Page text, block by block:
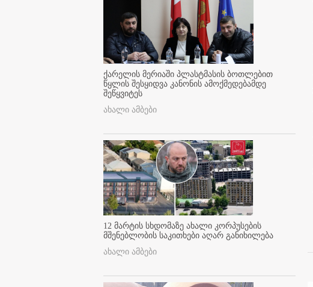
ქარელის მერიაში პლასტმასის ბოთლებით
წყლის შესყიდვა კანონის ამოქმედებამდე
შეწყვიტეს
ახალი ამბები
12 მარტის სხდომაზე ახალი კორპუსების
მშენებლობის საკითხები აღარ განიხილება
ახალი ამბები